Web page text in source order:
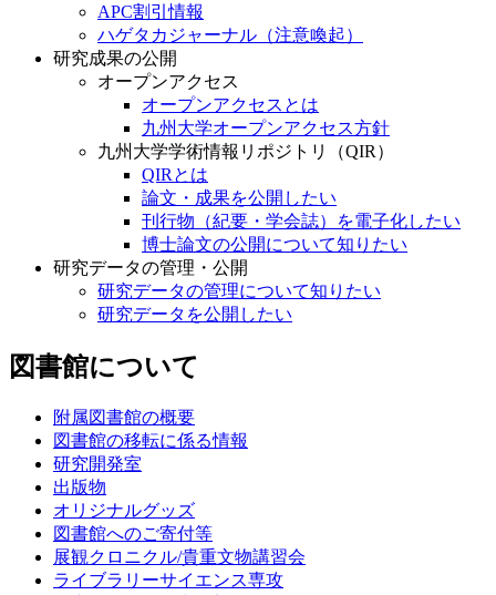
APC割引情報
ハゲタカジャーナル（注意喚起）
研究成果の公開
オープンアクセス
オープンアクセスとは
九州大学オープンアクセス方針
九州大学学術情報リポジトリ（QIR）
QIRとは
論文・成果を公開したい
刊行物（紀要・学会誌）を電子化したい
博士論文の公開について知りたい
研究データの管理・公開
研究データの管理について知りたい
研究データを公開したい
図書館について
附属図書館の概要
図書館の移転に係る情報
研究開発室
出版物
オリジナルグッズ
図書館へのご寄付等
展観クロニクル/貴重文物講習会
ライブラリーサイエンス専攻